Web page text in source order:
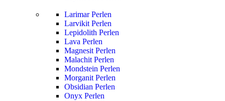
Larimar Perlen
Larvikit Perlen
Lepidolith Perlen
Lava Perlen
Magnesit Perlen
Malachit Perlen
Mondstein Perlen
Morganit Perlen
Obsidian Perlen
Onyx Perlen